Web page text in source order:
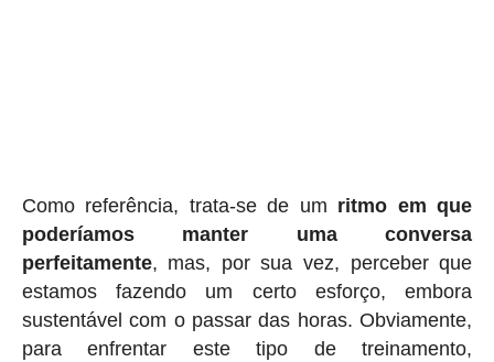
Como referência, trata-se de um ritmo em que
poderíamos manter uma conversa
perfeitamente, mas, por sua vez, perceber que
estamos fazendo um certo esforço, embora
sustentável com o passar das horas. Obviamente,
para enfrentar este tipo de treinamento,